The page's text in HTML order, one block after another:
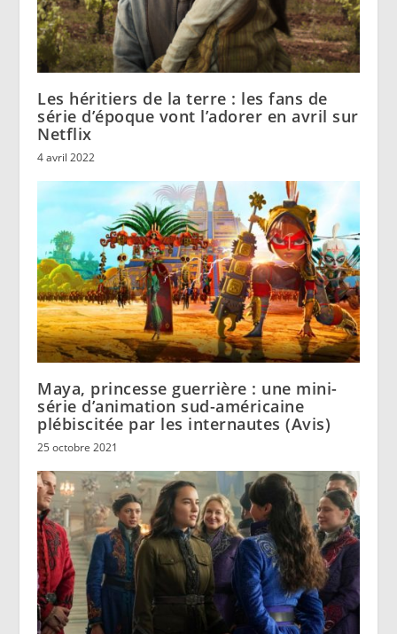
Les héritiers de la terre : les fans de
série d’époque vont l’adorer en avril sur
Netflix
4 avril 2022
Maya, princesse guerrière : une mini-
série d’animation sud-américaine
plébiscitée par les internautes (Avis)
25 octobre 2021